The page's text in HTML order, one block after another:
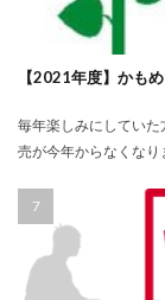
【2021年度】かも
毎年楽しみにしてい
売が今年からなくな